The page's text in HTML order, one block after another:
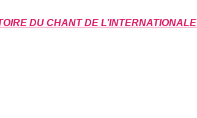
DU CHANT DE L’INTERNATIONALE